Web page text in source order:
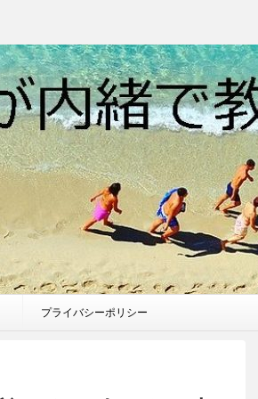
プライバシーポリシー